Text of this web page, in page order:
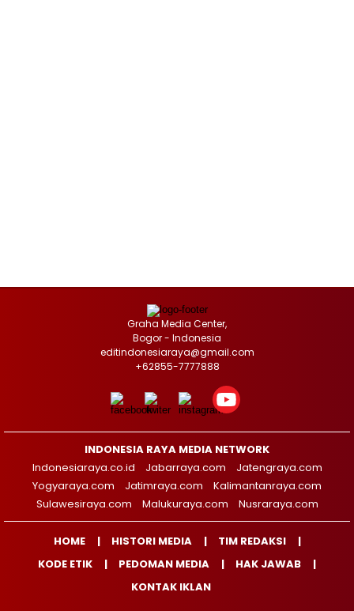
Graha Media Center,
Bogor - Indonesia
editindonesiaraya@gmail.com
+62855-7777888
INDONESIA RAYA MEDIA NETWORK
Indonesiaraya.co.id
Jabarraya.com
Jatengraya.com
Yogyaraya.com
Jatimraya.com
Kalimantanraya.com
Sulawesiraya.com
Malukuraya.com Nusraraya.com
HOME HISTORI MEDIA
TIM REDAKSI
KODE ETIK
PEDOMAN MEDIA
HAK JAWAB
KONTAK IKLAN